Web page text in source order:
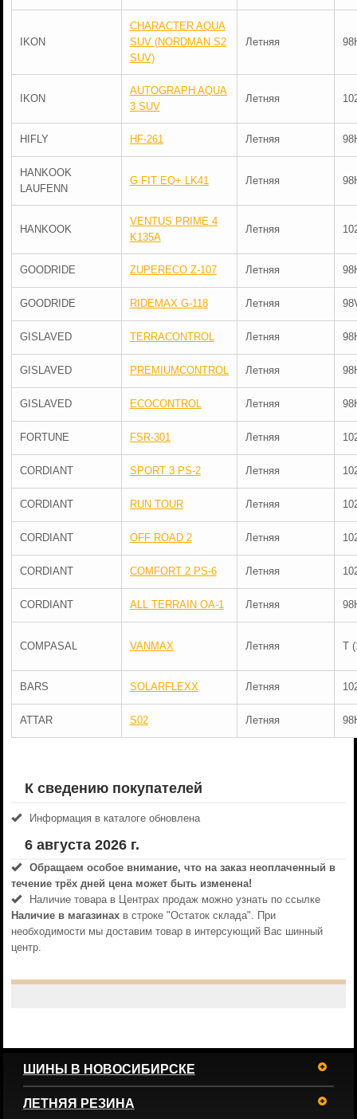
IKON
CHARACTER AQUA
SUV (NORDMAN S2
SUV)
Летняя
IKON
AUTOGRAPH AQUA
3 SUV
Летняя
HIFLY HF-261 Летняя
HANKOOK
LAUFENN
G FIT EQ+ LK41 Летняя
HANKOOK
VENTUS PRIME 4
K135A
Летняя
GOODRIDE ZUPERECO Z-107 Летняя
GOODRIDE RIDEMAX G-118 Летняя
GISLAVED TERRACONTROL Летняя
GISLAVED PREMIUMCONTROL Летняя
GISLAVED ECOCONTROL Летняя
FORTUNE FSR-301 Летняя
CORDIANT SPORT 3 PS-2 Летняя
CORDIANT RUN TOUR Летняя
CORDIANT OFF ROAD 2 Летняя
CORDIANT COMFORT 2 PS-6 Летняя
CORDIANT ALL TERRAIN OA-1 Летняя
COMPASAL VANMAX Летняя T
BARS SOLARFLEXX Летняя
ATTAR S02 Летняя
К сведению покупателей
Информация в каталоге обновлена
6 августа 2026 г.
Обращаем особое внимание, что на заказ неоплаченный в
течениe трёх дней цена может быть изменена!
Наличие товара в Центрах продаж можно узнать по ссылке
Наличие в магазинахв строке "Остаток склада". При
необходимости мы доставим товар в интерсующий Вас шинный
центр.
ШИНЫ В НОВОСИБИРСКЕ
ЛЕТНЯЯ РЕЗИНА